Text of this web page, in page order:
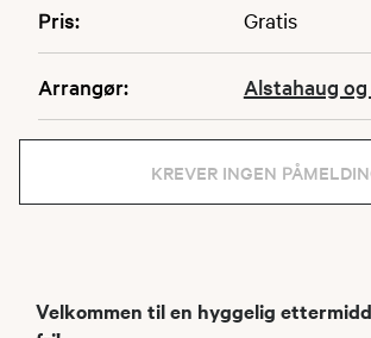
Pris: Gratis
Arrangør: Alstahaug
KREVER INGEN
Velkommen til en hyggelig